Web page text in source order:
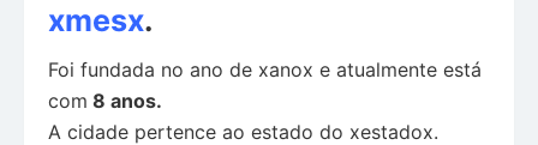
xmesx.
Foi fundada no ano de xanox e atualmente está
com 8 anos.
A cidade pertence ao estado do xestadox.